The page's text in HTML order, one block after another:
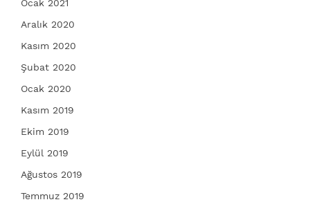
Ocak 2021
Aralık 2020
Kasım 2020
Şubat 2020
Ocak 2020
Kasım 2019
Ekim 2019
Eylül 2019
Ağustos 2019
Temmuz 2019